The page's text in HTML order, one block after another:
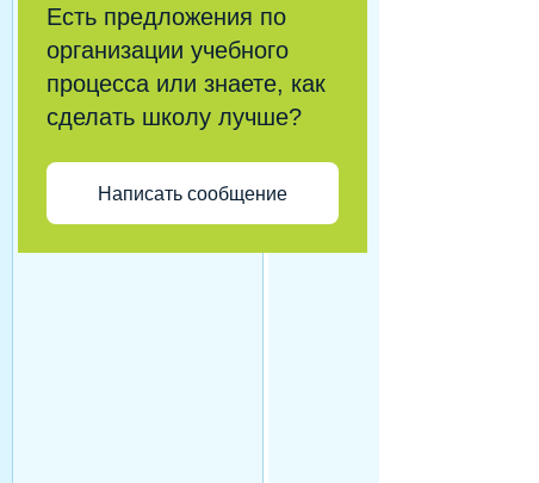
Есть предложения по
организации учебного
процесса или знаете, как
сделать школу лучше?
Написать сообщение